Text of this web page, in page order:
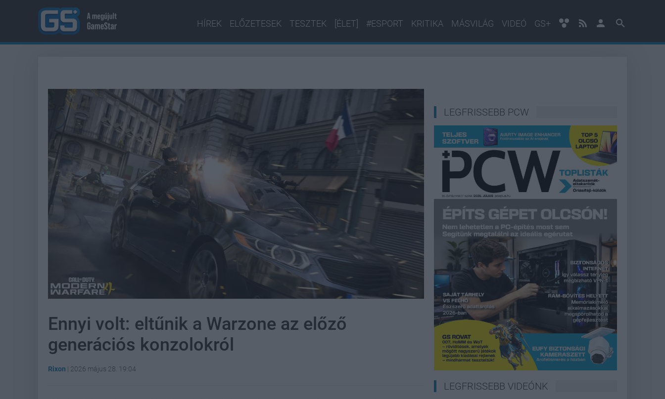
HÍREK ELŐZETESEK TESZTEK [ÉLET] #ESPORT KRITIKA MÁSVILÁG VIDEÓ GS+
Ennyi volt: eltűnik a Warzone az előző
generációs konzolokról
Rixon | 2026 május 28. 19:04
LEGFRISSEBB PCW
LEGFRISSEBB VIDEÓNK